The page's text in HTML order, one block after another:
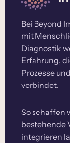
Bei Beyond
mit
Diagnostik
Erfahrung,
Prozesse
verbindet.
So schaffen
bestehende
integrieren